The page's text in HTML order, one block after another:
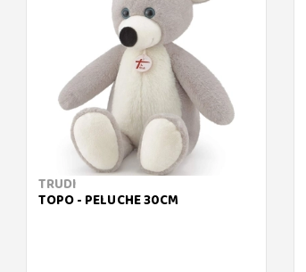
TRUDI
TOPO - PELUCHE 30CM